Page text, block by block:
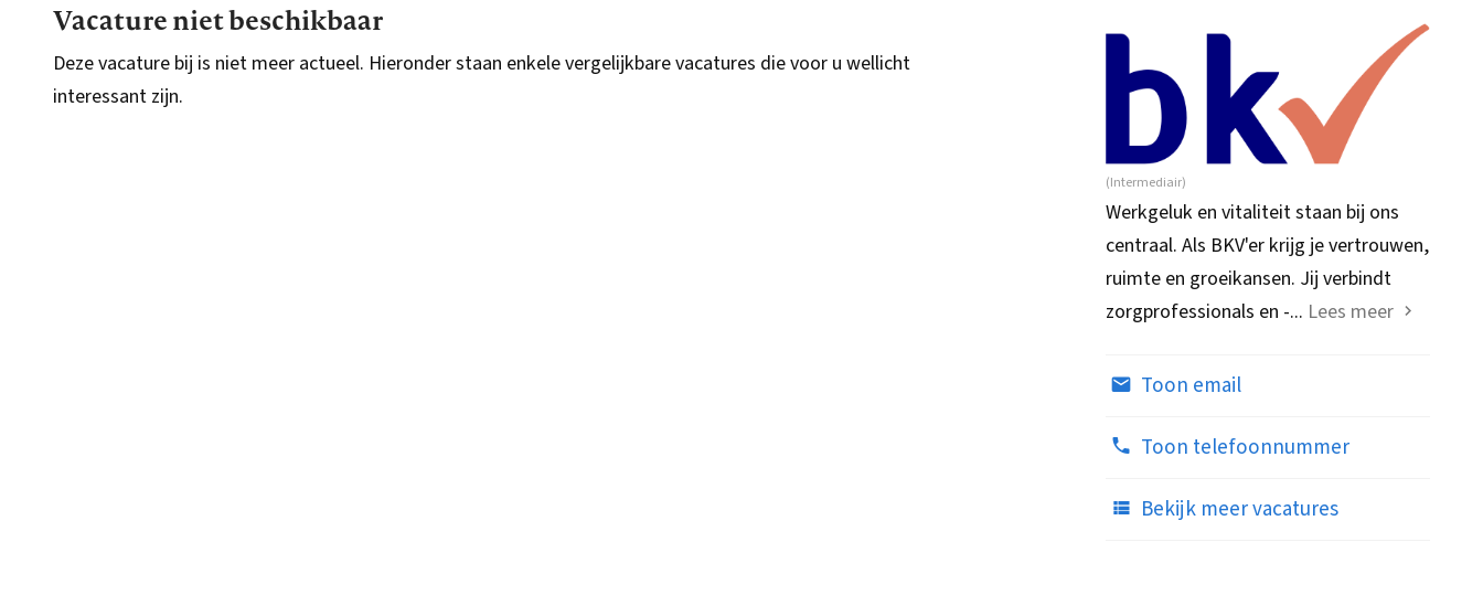
Vacature niet beschikbaar
Deze vacature bij is niet meer actueel. Hieronder staan enkele vergelijkbare vacatures die voor u wellicht
interessant zijn.
(Intermediair)
Werkgeluk en vitaliteit staan bij ons
centraal. Als BKV'er krijg je vertrouwen,
ruimte en groeikansen. Jij verbindt
zorgprofessionals en -... Lees meer
Toon email
Toon telefoonnummer
Bekijk meer vacatures